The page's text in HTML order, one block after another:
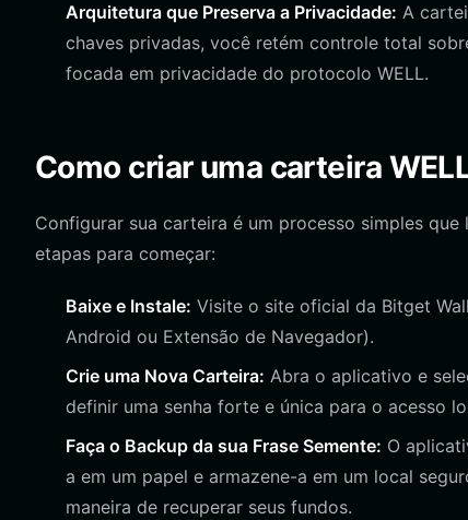
Arquitetura que Preserva a Privacidade: A
chaves privadas, você retém controle total
focada em privacidade do protocolo WELL.
Como criar uma carteira
Configurar sua carteira é um processo simples
etapas para começar:
Baixe e Instale: Visite o site oficial da Bitget
Android ou Extensão de Navegador).
Crie uma Nova Carteira: Abra o aplicativo e
definir uma senha forte e única para o acesso
Faça o Backup da sua Frase Semente: O
a em um papel e armazene-a em um local
maneira de recuperar seus fundos.